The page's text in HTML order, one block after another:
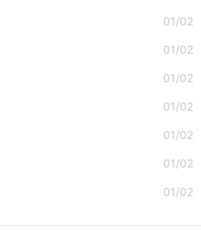
01/02
01/02
01/02
01/02
01/02
01/02
01/02